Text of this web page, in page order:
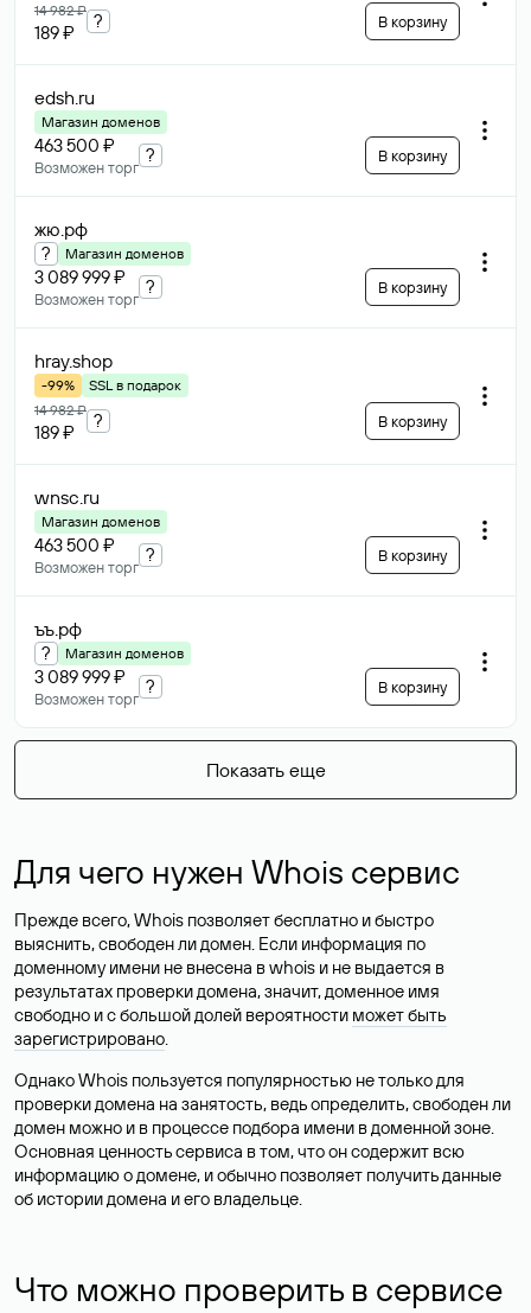
14 982 ₽
189 ₽
? В корзину
edsh.ru
Магазин доменов
463 500 ₽
Возможен торг
? В корзину
жю.рф
? Магазин доменов
3 089 999 ₽
Возможен торг
? В корзину
hray.shop
-99%
SSL в подарок
14 982 ₽
189 ₽
? В корзину
wnsc.ru
Магазин доменов
463 500 ₽
Возможен торг
? В корзину
ъъ.рф
? Магазин доменов
3 089 999 ₽
Возможен торг
? В корзину
Показать еще
Для чего нужен Whois сервис
Прежде всего, Whois позволяет бесплатно и быстро
выяснить, свободен ли домен. Если информация по
доменному имени не внесена в whois и не выдается в
результатах проверки домена, значит, доменное имя
свободно и с большой долей вероятности может быть
зарегистрировано.
Однако Whois пользуется популярностью не только для
проверки домена на занятость, ведь определить, свободен ли
домен можно и в процессе подбора имени в доменной зоне.
Основная ценность сервиса в том, что он содержит всю
информацию о домене, и обычно позволяет получить данные
об истории домена и его владельце.
Что можно проверить в сервисе